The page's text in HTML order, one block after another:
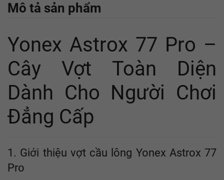
Mô tả sản phẩm
Yonex Astrox 77 Pro –
Cây Vợt Toàn Diện
Dành Cho Người Chơi
Đẳng Cấp
1. Giới thiệu vợt cầu lông Yonex Astrox 77
Pro